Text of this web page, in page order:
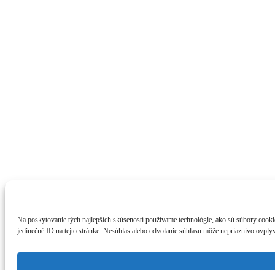
Na poskytovanie tých najlepších skúseností používame technológie, ako sú súbory
jedinečné ID na tejto stránke. Nesúhlas alebo odvolanie súhlasu môže nepriaznivo